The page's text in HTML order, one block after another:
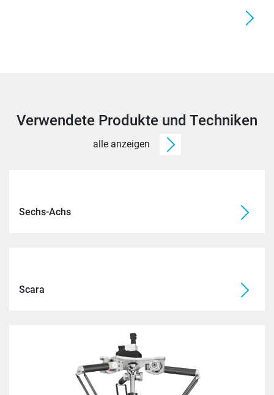
Verwendete Produkte und Techniken
alle anzeigen
Sechs-Achs
Scara